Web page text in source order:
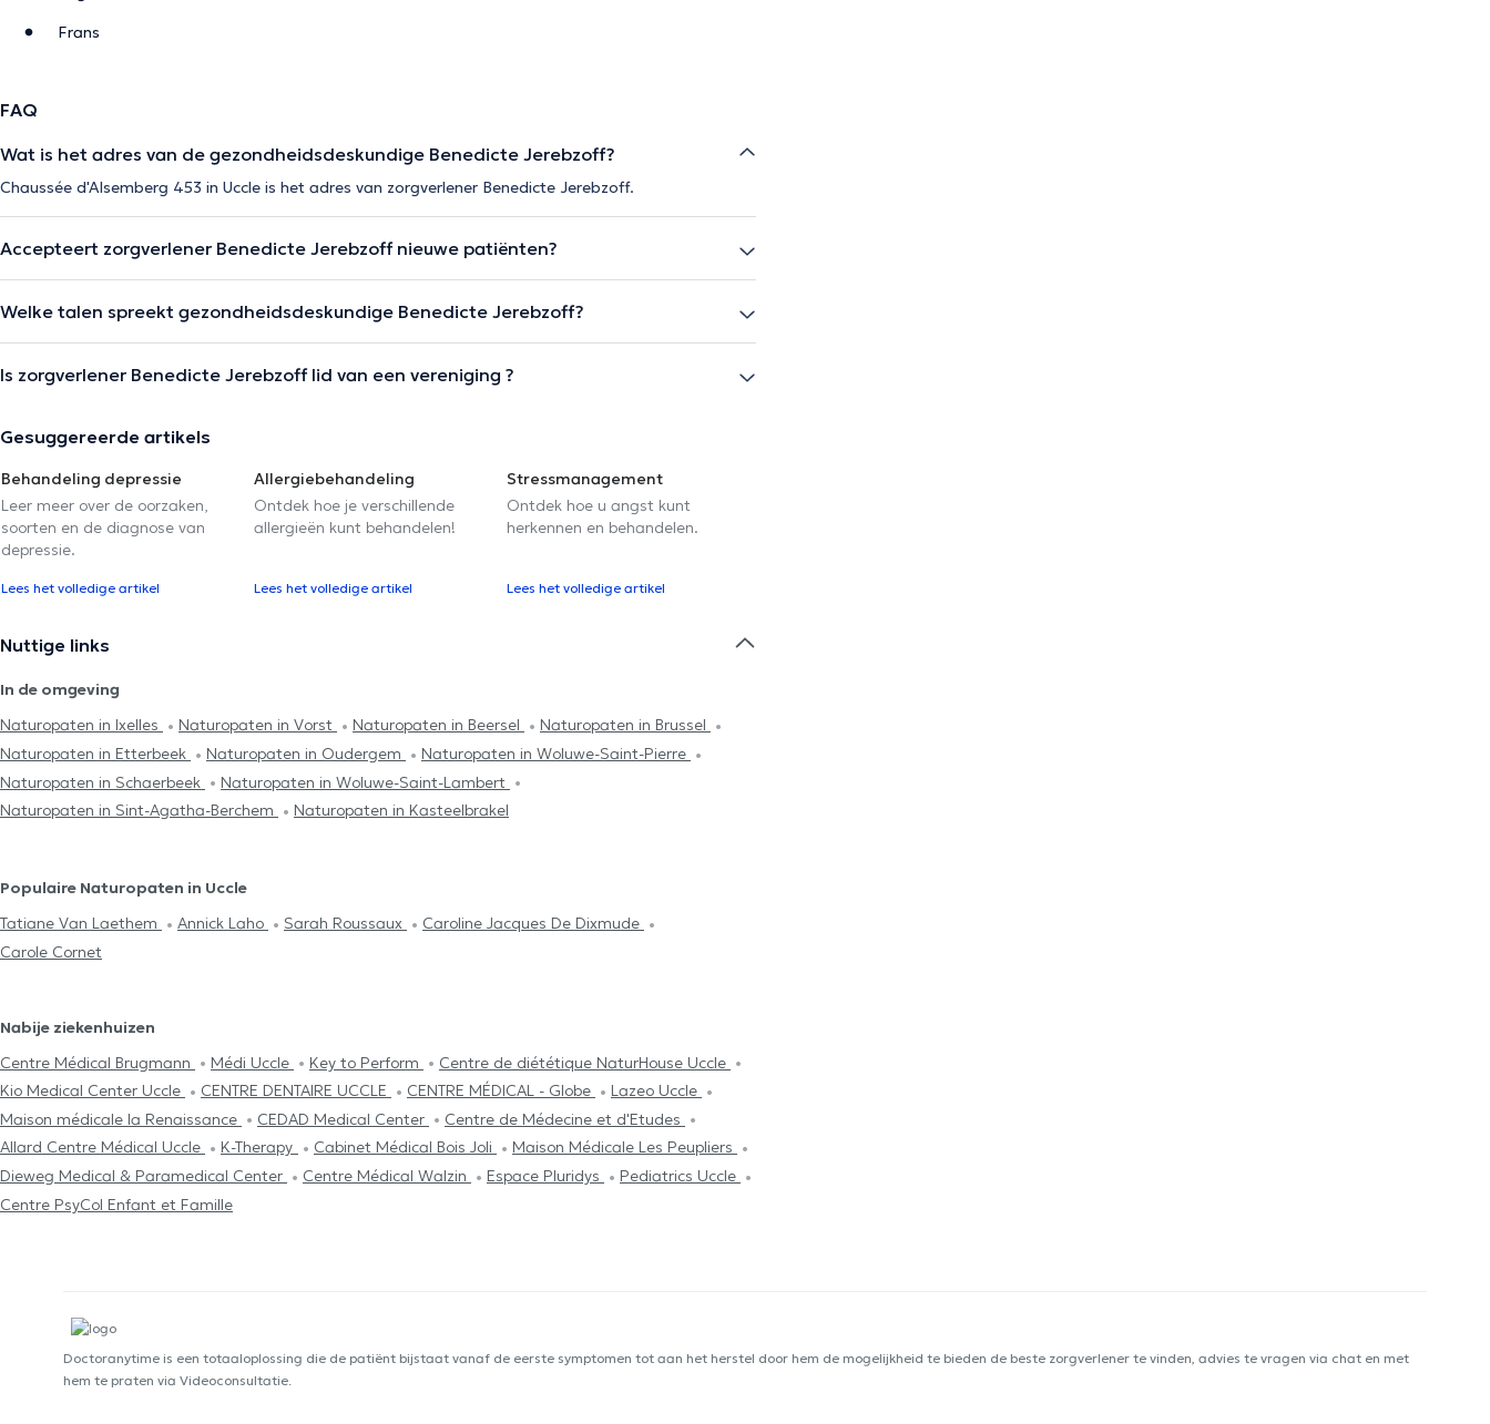
Frans
FAQ
Wat is het adres van de gezondheidsdeskundige Benedicte Jerebzoff?
Chaussée d'Alsemberg 453 in Uccle is het adres van zorgverlener Benedicte Jerebzoff.
Accepteert zorgverlener Benedicte Jerebzoff nieuwe patiënten?
Welke talen spreekt gezondheidsdeskundige Benedicte Jerebzoff?
Is zorgverlener Benedicte Jerebzoff lid van een vereniging ?
Gesuggereerde artikels
Behandeling depressie
Leer meer over de oorzaken,
soorten en de diagnose van
depressie.
Lees het volledige artikel
Allergiebehandeling
Ontdek hoe je verschillende
allergieën kunt behandelen!
Lees het volledige artikel
Stressmanagement
Ontdek hoe u angst kunt
herkennen en behandelen.
Lees het volledige artikel
Nuttige links
In de omgeving
Naturopaten in Ixelles
Naturopaten in Vorst Naturopaten in Beersel
Naturopaten in Brussel
Naturopaten in Etterbeek
Naturopaten in Oudergem
Naturopaten in Woluwe-Saint-Pierre
Naturopaten in Schaerbeek
Naturopaten in Woluwe-Saint-Lambert
Naturopaten in Sint-Agatha-Berchem
Naturopaten in Kasteelbrakel
Populaire Naturopaten in Uccle
Tatiane Van Laethem
Annick Laho Sarah Roussaux
Caroline Jacques De Dixmude
Carole Cornet
Nabije ziekenhuizen
Centre Médical Brugmann
Médi Uccle Key to Perform
Centre de diététique NaturHouse Uccle
Kio Medical Center Uccle
CENTRE DENTAIRE UCCLE CENTRE MÉDICAL - Globe
Lazeo Uccle
Maison médicale la Renaissance
CEDAD Medical Center
Centre de Médecine et d'Etudes
Allard Centre Médical Uccle
K-Therapy Cabinet Médical Bois Joli
Maison Médicale Les Peupliers
Dieweg Medical & Paramedical Center
Centre Médical Walzin Espace Pluridys
Pediatrics Uccle
Centre PsyCol Enfant et Famille
Doctoranytime is een totaaloplossing die de patiënt bijstaat vanaf de eerste symptomen tot aan het herstel door hem de mogelijkheid te bieden de beste zorgverlener te vinden, advies te vragen via chat en met
hem te praten via Videoconsultatie.